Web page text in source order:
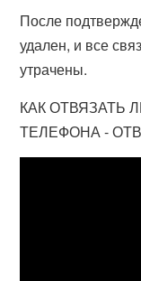
После
удален, и все
утрачены.
КАК ОТВЯЗАТЬ
ТЕЛЕФОНА -